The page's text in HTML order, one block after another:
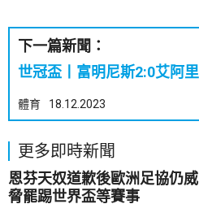
下一篇新聞：
體育 18.12.2023
更多即時新聞
恩芬天奴道歉後歐洲足協仍威
脅罷踢世界盃等賽事